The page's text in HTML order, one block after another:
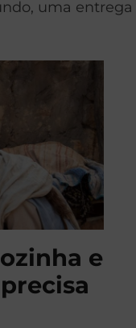
uma entrega
e